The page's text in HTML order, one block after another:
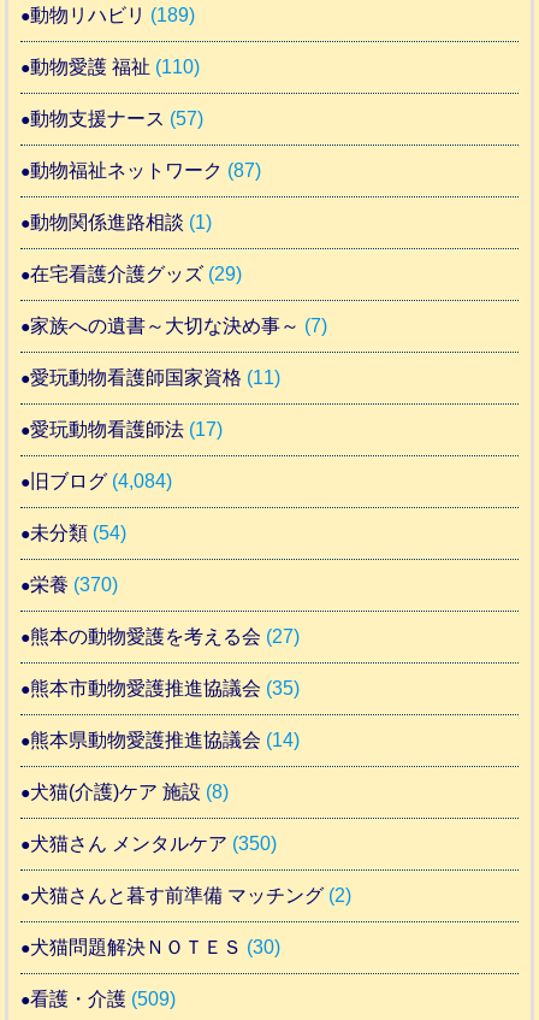
動物リハビリ (189)
動物愛護 福祉 (110)
動物支援ナース (57)
動物福祉ネットワーク (87)
動物関係進路相談 (1)
在宅看護介護グッズ (29)
家族への遺書～大切な決め事～ (7)
愛玩動物看護師国家資格 (11)
愛玩動物看護師法 (17)
旧ブログ (4,084)
未分類 (54)
栄養 (370)
熊本の動物愛護を考える会 (27)
熊本市動物愛護推進協議会 (35)
熊本県動物愛護推進協議会 (14)
犬猫(介護)ケア 施設 (8)
犬猫さん メンタルケア (350)
犬猫さんと暮す前準備 マッチング (2)
犬猫問題解決ＮＯＴＥＳ (30)
看護・介護 (509)